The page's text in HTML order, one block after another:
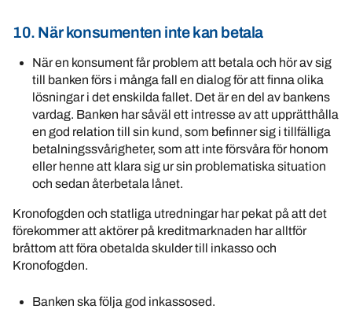
10. När konsumenten inte kan betala
När en konsument får problem att betala och hör av sig
till banken förs i många fall en dialog för att finna olika
lösningar i det enskilda fallet. Det är en del av bankens
vardag. Banken har såväl ett intresse av att upprätthålla
en god relation till sin kund, som befinner sig i tillfälliga
betalningssvårigheter, som att inte försvåra för honom
eller henne att klara sig ur sin problematiska situation
och sedan återbetala lånet.
Kronofogden och statliga utredningar har pekat på att det
förekommer att aktörer på kreditmarknaden har alltför
bråttom att föra obetalda skulder till inkasso och
Kronofogden.
Banken ska följa god inkassosed.